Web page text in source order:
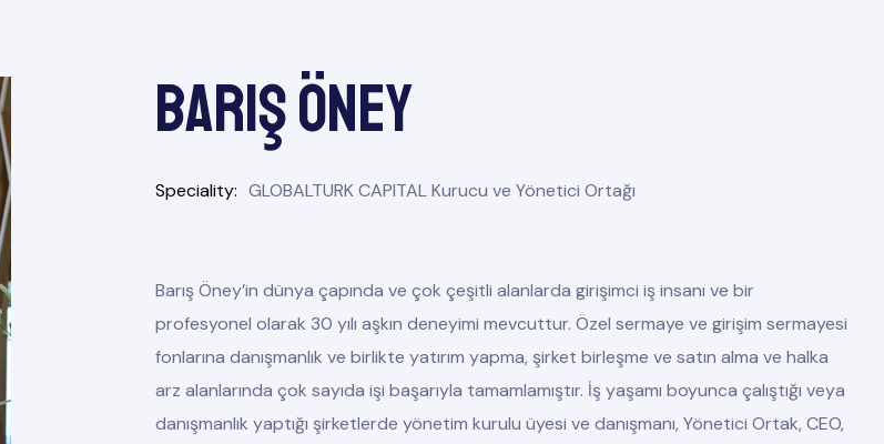
Barış ÖNEY
Speciality GLOBALTURK CAPITAL Kurucu ve Yönetici Ortağı
Barış Öney’in dünya çapında ve çok çeşitli alanlarda girişimci iş insanı ve bir
profesyonel olarak 30 yılı aşkın deneyimi mevcuttur. Özel sermaye ve girişim sermayesi
fonlarına danışmanlık ve birlikte yatırım yapma, şirket birleşme ve satın alma ve halka
arz alanlarında çok sayıda işi başarıyla tamamlamıştır. İş yaşamı boyunca çalıştığı veya
danışmanlık yaptığı şirketlerde yönetim kurulu üyesi ve danışmanı, Yönetici Ortak, CEO,